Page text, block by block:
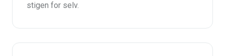
stigen for selv.